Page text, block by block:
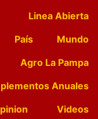
Linea Abierta
País
Mundo
Agro La Pampa
Anuales
Videos